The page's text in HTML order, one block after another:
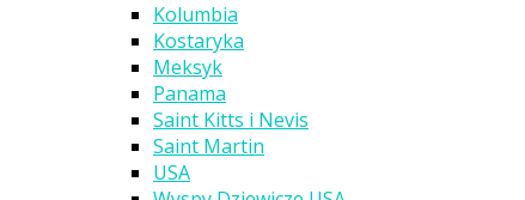
Kolumbia
Kostaryka
Meksyk
Panama
Saint Kitts i Nevis
Saint Martin
USA